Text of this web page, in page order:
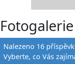
Nalezeno 16
Vyberte, co Vás